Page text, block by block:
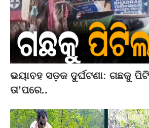
ଭୟାବହ ସଡ଼କ ଦୁର୍ଘଟଣା: ଗଛକୁ
ତା’ପରେ..